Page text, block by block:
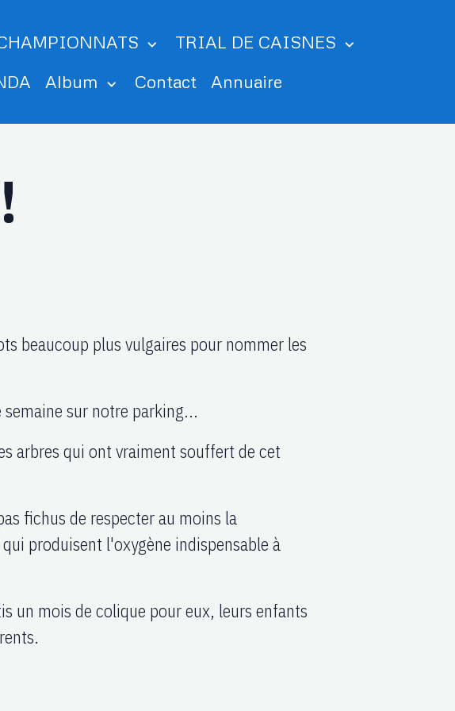
TRIAL DE CAISNES
Album Contact Annuaire
beaucoup plus vulgaires pour nommer les
sur notre parking...
arbres qui ont vraiment souffert de cet
fichus de respecter au moins la
produisent l'oxygène indispensable à
un mois de colique pour eux, leurs enfants